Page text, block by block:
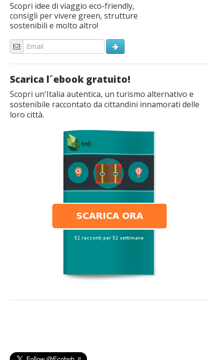
Scopri idee di viaggio eco-friendly,
consigli per vivere green, strutture
sostenibili e molto altro!
Scarica l´ebook gratuito!
Scopri un'Italia autentica, un turismo alternativo e
sostenibile raccontato da cittandini innamorati delle
loro città.